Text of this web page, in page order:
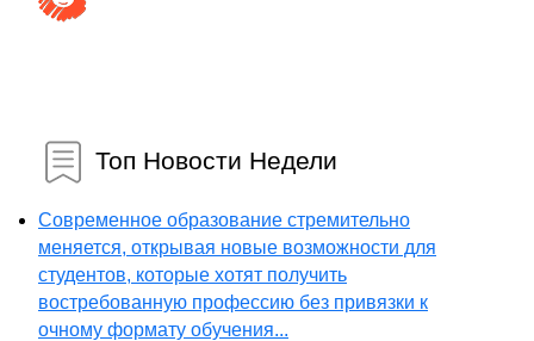
Топ Новости Недели
Современное образование стремительно
меняется, открывая новые возможности для
студентов, которые хотят получить
востребованную профессию без привязки к
очному формату обучения...